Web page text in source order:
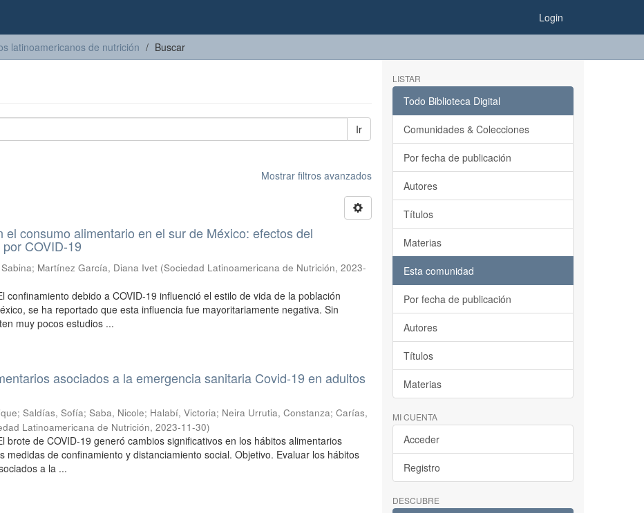
Login
latinoamericanos de nutrición Buscar
Ir
Mostrar filtros avanzados
el consumo alimentario en el sur de México: efectos del
COVID-19
; Martínez García, Diana Ivet (Sociedad Latinoamericana de Nutrición,2023-
confinamiento debido a COVID-19 influenció el estilo de vida de la población
se ha reportado que esta influencia fue mayoritariamente negativa. Sin
muy pocos estudios ...
asociados a la emergencia sanitaria Covid-19 en adultos
;Saldías, Sofía;Saba, Nicole; Halabí, Victoria; Neira Urrutia, Constanza;Carías,
Latinoamericana de Nutrición,2023-11-30)
brote de COVID-19 generó cambios significativos en los hábitos alimentarios
medidas de confinamiento y distanciamiento social. Objetivo. Evaluar los hábitos
a la ...
LISTAR
Todo Biblioteca Digital
Comunidades & Colecciones
Por fecha de publicación
Autores
Títulos
Materias
Esta comunidad
Por fecha de publicación
Autores
Títulos
Materias
MI CUENTA
Acceder
Registro
DESCUBRE